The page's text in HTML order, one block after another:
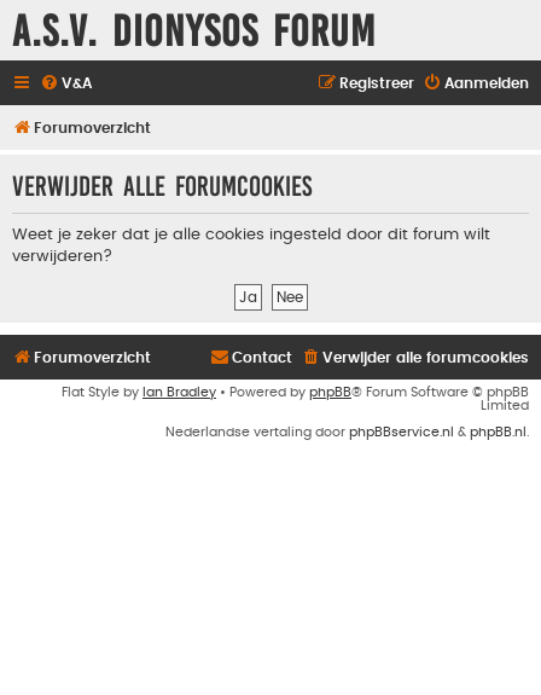
A.S.V. Dionysos Forum
V&A Aanmelden
Registreer
Forumoverzicht
Verwijder alle forumcookies
Weet je zeker dat je alle cookies ingesteld door dit forum wilt
verwijderen?
Forumoverzicht Verwijder alle forumcookies
Contact
Flat Style by Ian Bradley • Powered by phpBB® Forum Software © phpBB
Limited
Nederlandse vertaling door phpBBservice.nl & phpBB.nl